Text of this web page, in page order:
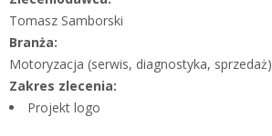
Tomasz Samborski
Branża:
Motoryzacja (serwis, diagnostyka, sprzedaż)
Zakres zlecenia:
Projekt logo